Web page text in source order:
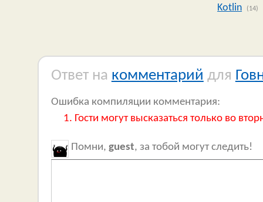
Kotlin (14)
Ответ на комментарий для
Ошибка компиляции комментария:
Гости могут высказаться только во
Помни, guest, за тобой могут следить!